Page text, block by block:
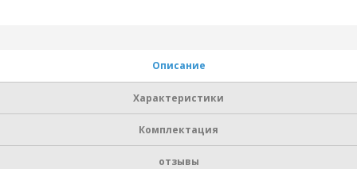
Описание
Характеристики
Комплектация
отзывы